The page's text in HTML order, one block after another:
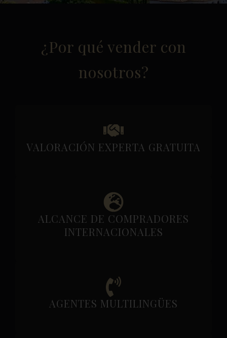
¿Por qué vender con
nosotros?
VALORACIÓN EXPERTA GRATUITA
ALCANCE DE COMPRADORES
INTERNACIONALES
AGENTES MULTILINGÜES